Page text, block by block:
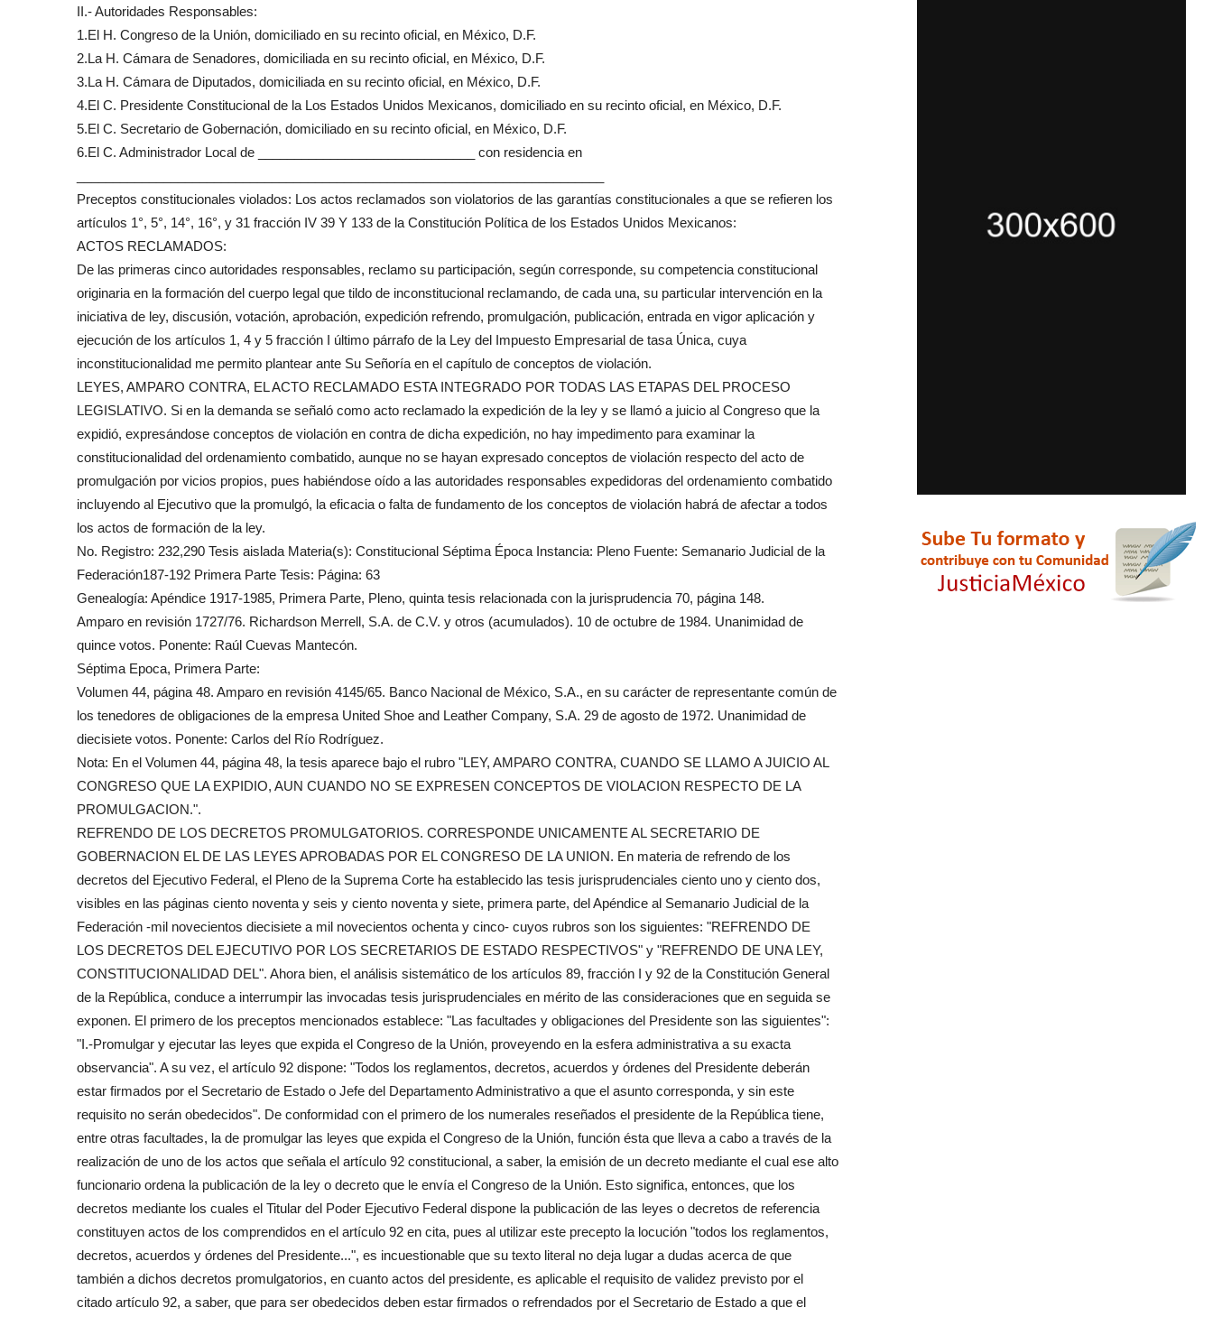
II.- Autoridades Responsables:
1.El H. Congreso de la Unión, domiciliado en su recinto oficial, en México, D.F.
2.La H. Cámara de Senadores, domiciliada en su recinto oficial, en México, D.F.
3.La H. Cámara de Diputados, domiciliada en su recinto oficial, en México, D.F.
4.El C. Presidente Constitucional de la Los Estados Unidos Mexicanos, domiciliado en su recinto oficial, en México, D.F.
5.El C. Secretario de Gobernación, domiciliado en su recinto oficial, en México, D.F.
6.El C. Administrador Local de ______________________________ con residencia en
Preceptos constitucionales violados: Los actos reclamados son violatorios de las garantías constitucionales a que se refieren los
artículos 1°, 5°, 14°, 16°, y 31 fracción IV 39 Y 133 de la Constitución Política de los Estados Unidos Mexicanos:
ACTOS RECLAMADOS:
De las primeras cinco autoridades responsables, reclamo su participación, según corresponde, su competencia constitucional
originaria en la formación del cuerpo legal que tildo de inconstitucional reclamando, de cada una, su particular intervención en la
iniciativa de ley, discusión, votación, aprobación, expedición refrendo, promulgación, publicación, entrada en vigor aplicación y
ejecución de los artículos 1, 4 y 5 fracción I último párrafo de la Ley del Impuesto Empresarial de tasa Única, cuya
inconstitucionalidad me permito plantear ante Su Señoría en el capítulo de conceptos de violación.
LEYES, AMPARO CONTRA, EL ACTO RECLAMADO ESTA INTEGRADO POR TODAS LAS ETAPAS DEL PROCESO
LEGISLATIVO. Si en la demanda se señaló como acto reclamado la expedición de la ley y se llamó a juicio al Congreso que la
expidió, expresándose conceptos de violación en contra de dicha expedición, no hay impedimento para examinar la
constitucionalidad del ordenamiento combatido, aunque no se hayan expresado conceptos de violación respecto del acto de
promulgación por vicios propios, pues habiéndose oído a las autoridades responsables expedidoras del ordenamiento combatido
incluyendo al Ejecutivo que la promulgó, la eficacia o falta de fundamento de los conceptos de violación habrá de afectar a todos
los actos de formación de la ley.
No. Registro: 232,290 Tesis aislada Materia(s): Constitucional Séptima Época Instancia: Pleno Fuente: Semanario Judicial de la
Federación187-192 Primera Parte Tesis: Página: 63
Genealogía: Apéndice 1917-1985, Primera Parte, Pleno, quinta tesis relacionada con la jurisprudencia 70, página 148.
Amparo en revisión 1727/76. Richardson Merrell, S.A. de C.V. y otros (acumulados). 10 de octubre de 1984. Unanimidad de
quince votos. Ponente: Raúl Cuevas Mantecón.
Séptima Epoca, Primera Parte:
Volumen 44, página 48. Amparo en revisión 4145/65. Banco Nacional de México, S.A., en su carácter de representante común de
los tenedores de obligaciones de la empresa United Shoe and Leather Company, S.A. 29 de agosto de 1972. Unanimidad de
diecisiete votos. Ponente: Carlos del Río Rodríguez.
Nota: En el Volumen 44, página 48, la tesis aparece bajo el rubro "LEY, AMPARO CONTRA, CUANDO SE LLAMO A JUICIO AL
CONGRESO QUE LA EXPIDIO, AUN CUANDO NO SE EXPRESEN CONCEPTOS DE VIOLACION RESPECTO DE LA
PROMULGACION.".
REFRENDO DE LOS DECRETOS PROMULGATORIOS. CORRESPONDE UNICAMENTE AL SECRETARIO DE
GOBERNACION EL DE LAS LEYES APROBADAS POR EL CONGRESO DE LA UNION. En materia de refrendo de los
decretos del Ejecutivo Federal, el Pleno de la Suprema Corte ha establecido las tesis jurisprudenciales ciento uno y ciento dos,
visibles en las páginas ciento noventa y seis y ciento noventa y siete, primera parte, del Apéndice al Semanario Judicial de la
Federación -mil novecientos diecisiete a mil novecientos ochenta y cinco- cuyos rubros son los siguientes: "REFRENDO DE
LOS DECRETOS DEL EJECUTIVO POR LOS SECRETARIOS DE ESTADO RESPECTIVOS" y "REFRENDO DE UNA LEY,
CONSTITUCIONALIDAD DEL". Ahora bien, el análisis sistemático de los artículos 89, fracción I y 92 de la Constitución General
de la República, conduce a interrumpir las invocadas tesis jurisprudenciales en mérito de las consideraciones que en seguida se
exponen. El primero de los preceptos mencionados establece: "Las facultades y obligaciones del Presidente son las siguientes":
"I.-Promulgar y ejecutar las leyes que expida el Congreso de la Unión, proveyendo en la esfera administrativa a su exacta
observancia". A su vez, el artículo 92 dispone: "Todos los reglamentos, decretos, acuerdos y órdenes del Presidente deberán
estar firmados por el Secretario de Estado o Jefe del Departamento Administrativo a que el asunto corresponda, y sin este
requisito no serán obedecidos". De conformidad con el primero de los numerales reseñados el presidente de la República tiene,
entre otras facultades, la de promulgar las leyes que expida el Congreso de la Unión, función ésta que lleva a cabo a través de la
realización de uno de los actos que señala el artículo 92 constitucional, a saber, la emisión de un decreto mediante el cual ese alto
funcionario ordena la publicación de la ley o decreto que le envía el Congreso de la Unión. Esto significa, entonces, que los
decretos mediante los cuales el Titular del Poder Ejecutivo Federal dispone la publicación de las leyes o decretos de referencia
constituyen actos de los comprendidos en el artículo 92 en cita, pues al utilizar este precepto la locución "todos los reglamentos,
decretos, acuerdos y órdenes del Presidente...", es incuestionable que su texto literal no deja lugar a dudas acerca de que
también a dichos decretos promulgatorios, en cuanto actos del presidente, es aplicable el requisito de validez previsto por el
citado artículo 92, a saber, que para ser obedecidos deben estar firmados o refrendados por el Secretario de Estado a que el